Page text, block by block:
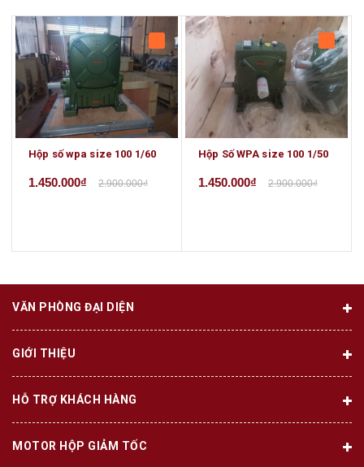
Hộp số wpa size 100 1/60
1.450.000₫ 2.900.000₫
Hộp Số WPA size 100 1/50
1.450.000₫ 2.900.000₫
VĂN PHÒNG ĐẠI DIỆN
GIỚI THIỆU
HỖ TRỢ KHÁCH HÀNG
MOTOR HỘP GIẢM TỐC